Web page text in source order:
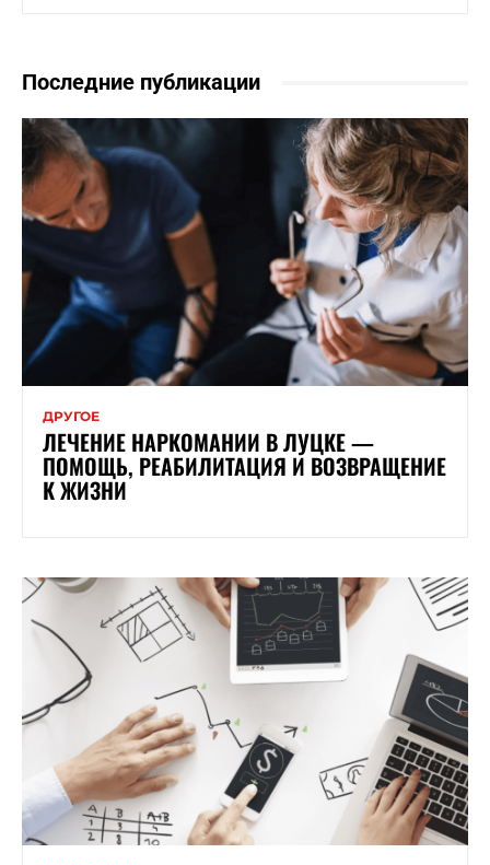
Последние публикации
ДРУГОЕ
ЛЕЧЕНИЕ НАРКОМАНИИ В ЛУЦКЕ —
ПОМОЩЬ, РЕАБИЛИТАЦИЯ И ВОЗВРАЩЕНИЕ
К ЖИЗНИ